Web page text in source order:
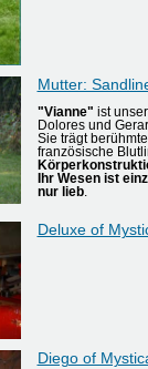
Mutter:
"Vianne" ist
Dolores und
Sie trägt
französische
Ihr Wesen ist
nur lieb.
Deluxe of
Diego of